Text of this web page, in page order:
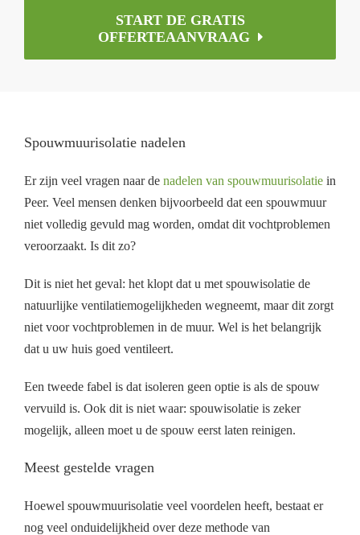
START DE GRATIS
OFFERTEAANVRAAG
Spouwmuurisolatie nadelen
Er zijn veel vragen naar de nadelen van spouwmuurisolatie in
Peer. Veel mensen denken bijvoorbeeld dat een spouwmuur
niet volledig gevuld mag worden, omdat dit vochtproblemen
veroorzaakt. Is dit zo?
Dit is niet het geval: het klopt dat u met spouwisolatie de
natuurlijke ventilatiemogelijkheden wegneemt, maar dit zorgt
niet voor vochtproblemen in de muur. Wel is het belangrijk
dat u uw huis goed ventileert.
Een tweede fabel is dat isoleren geen optie is als de spouw
vervuild is. Ook dit is niet waar: spouwisolatie is zeker
mogelijk, alleen moet u de spouw eerst laten reinigen.
Meest gestelde vragen
Hoewel spouwmuurisolatie veel voordelen heeft, bestaat er
nog veel onduidelijkheid over deze methode van